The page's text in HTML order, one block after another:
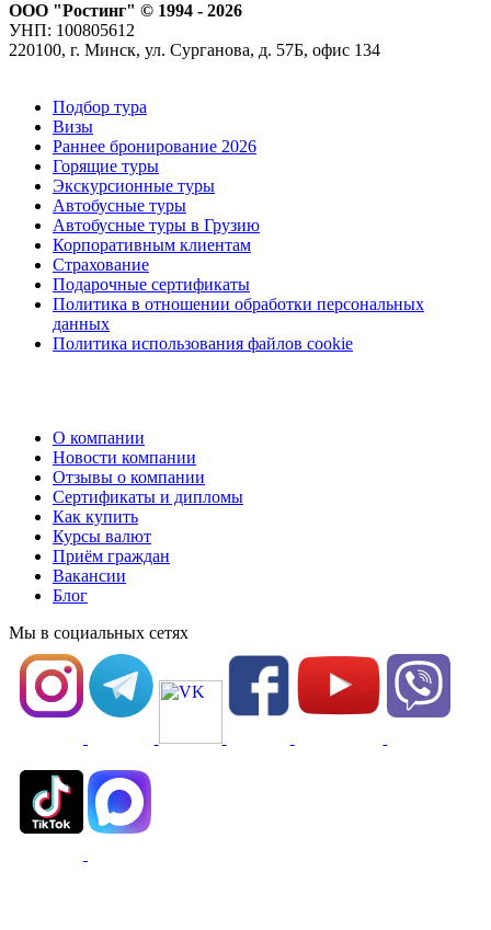
ООО "Ростинг" © 1994 - 2026
УНП: 100805612
220100, г. Минск, ул. Сурганова, д. 57Б, офис 134
Подбор тура
Визы
Раннее бронирование 2026
Горящие туры
Экскурсионные туры
Автобусные туры
Автобусные туры в Грузию
Корпоративным клиентам
Страхование
Подарочные сертификаты
Политика в отношении обработки персональных
данных
Политика использования файлов cookie
О компании
Новости компании
Отзывы о компании
Сертификаты и дипломы
Как купить
Курсы валют
Приём граждан
Вакансии
Блог
Мы в социальных сетях